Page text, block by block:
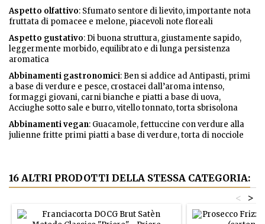
Aspetto olfattivo: Sfumato sentore di lievito, importante nota
fruttata di pomacee e melone, piacevoli note floreali
Aspetto gustativo: Di buona struttura, giustamente sapido,
leggermente morbido, equilibrato e di lunga persistenza
aromatica
Abbinamenti gastronomici: Ben si addice ad Antipasti, primi
a base di verdure e pesce, crostacei dall’aroma intenso,
formaggi giovani, carni bianche e piatti a base di uova,
Acciughe sotto sale e burro, vitello tonnato, torta sbrisolona
Abbinamentivegan: Guacamole, fettuccine con verdure alla
julienne fritte primi piatti a base di verdure, torta di nocciole
16 ALTRI PRODOTTI DELLA STESSA CATEGORIA:
>
<